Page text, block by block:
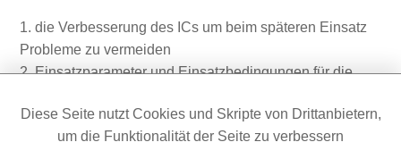
die Verbesserung des ICs um beim späteren Einsatz
Probleme zu vermeiden
Einsatzparameter und Einsatzbedingungen für die
der IC-Anwender kann anhand der Langer-EMV-
Parameter des ICs sich den auf seine Applikation
Diese Seite nutzt Cookies und Skripte von Drittanbietern,
um die Funktionalität der Seite zu verbessern